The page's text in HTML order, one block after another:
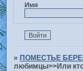
Имя
»ПОМЕСТЬЕ
любимцы>>Или